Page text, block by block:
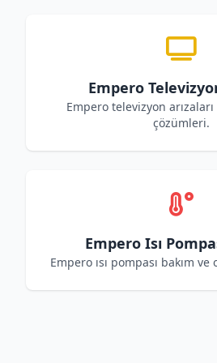
Empero
Empero televizyon
çözümleri.
Empero Isı
Empero ısı pompası bakım